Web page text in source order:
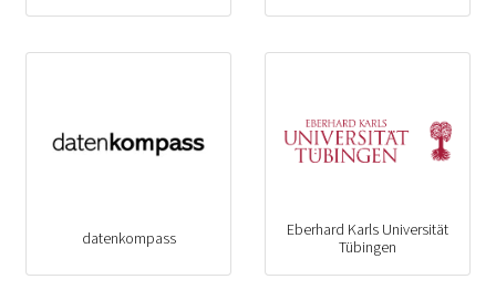
datenkompass
Eberhard Karls Universität
Tübingen